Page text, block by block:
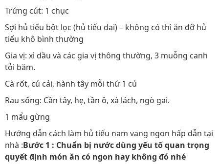
Trứng cút: 1 chục
Sợi hủ tiếu bột lọc (hủ tiếu dai) – không có thì ăn đỡ hủ
tiếu khô bình thường
Gia vị: xì dầu và các gia vị thông thường, 3 muỗng canh
tỏi băm.
Cà rốt, củ cải, hành tây mỗi thứ 1 củ
Rau sống: Cần tây, hẹ, tần ô, xà lách, ngò gai.
1 mẩu gừng
Hướng dẫn cách làm hủ tiếu nam vang ngon hấp dẫn tại
nhà :Bước 1 : Chuẩn bị nước dùng yếu tố quan trọng
quyết định món ăn có ngon hay không đó nhé